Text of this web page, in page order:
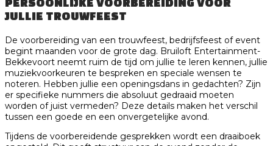
JULLIE TROUWFEEST
De voorbereiding van een trouwfeest, bedrijfsfeest of event
begint maanden voor de grote dag. Bruiloft Entertainment-
Bekkevoort neemt ruim de tijd om jullie te leren kennen, jullie
muziekvoorkeuren te bespreken en speciale wensen te
noteren. Hebben jullie een openingsdans in gedachten? Zijn
er specifieke nummers die absoluut gedraaid moeten
worden of juist vermeden? Deze details maken het verschil
tussen een goede en een onvergetelijke avond.
Tijdens de voorbereidende gesprekken wordt een draaiboek